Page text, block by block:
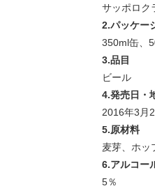
サッポロ
2.パッケー
350ml缶、
3.品目
ビール
4.発売日・
2016年3月
5.原材料
麦芽、ホッ
6.アルコー
5％